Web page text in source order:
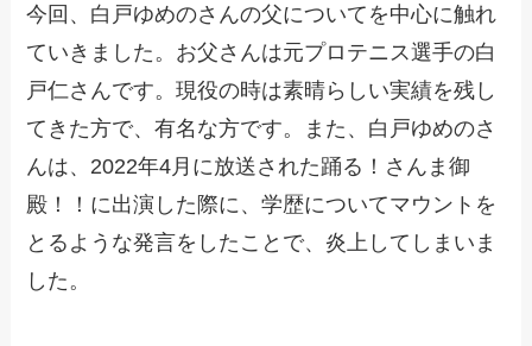
今回、白戸ゆめのさんの父についてを中心に触れ
ていきました。お父さんは元プロテニス選手の白
戸仁さんです。現役の時は素晴らしい実績を残し
てきた方で、有名な方です。また、白戸ゆめのさ
んは、2022年4月に放送された踊る！さんま御
殿！！に出演した際に、学歴についてマウントを
とるような発言をしたことで、炎上してしまいま
した。